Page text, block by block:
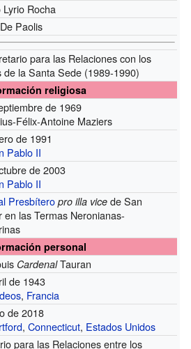
Rocha
Paolis
para las Relaciones con los
de la Santa Sede (1989-1990)
religiosa
de 1969
Félix-Antoine Maziers
de 1991
Pablo II
de 2003
Pablo II
Presbítero pro illa vice de San
en las Termas Neronianas-
personal
CardenalTauran
de 1943
, Francia
de 2018
,Connecticut, Estados Unidos
para las Relaciones entre los